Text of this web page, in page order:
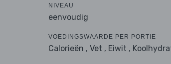
NIVEAU
eenvoudig
VOEDINGSWAARDE PER PORTIE
Calorieën , Vet , Eiwit ,